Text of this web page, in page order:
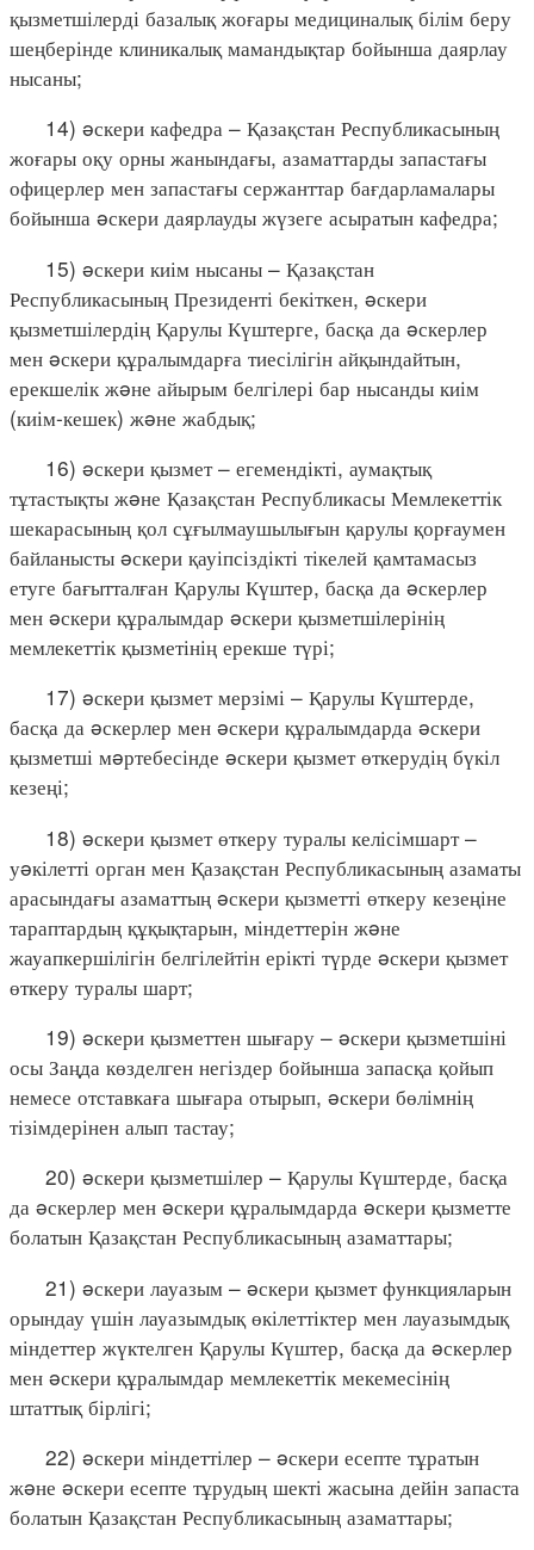
қызметшілерді базалық жоғары медициналық білім беру
шеңберінде клиникалық мамандықтар бойынша даярлау
нысаны;
14) əскери кафедра – Қазақстан Республикасының
жоғары оқу орны жанындағы, азаматтарды запастағы
офицерлер мен запастағы сержанттар бағдарламалары
бойынша əскери даярлауды жүзеге асыратын кафедра;
15) əскери киім нысаны – Қазақстан
Республикасының Президенті бекіткен, əскери
қызметшілердің Қарулы Күштерге, басқа да əскерлер
мен əскери құралымдарға тиесілігін айқындайтын,
ерекшелік жəне айырым белгілері бар нысанды киім
(киім-кешек) жəне жабдық;
16) əскери қызмет – егемендікті, аумақтық
тұтастықты жəне Қазақстан Республикасы Мемлекеттік
шекарасының қол сұғылмаушылығын қарулы қорғаумен
байланысты əскери қауіпсіздікті тікелей қамтамасыз
етуге бағытталған Қарулы Күштер, басқа да əскерлер
мен əскери құралымдар əскери қызметшілерінің
мемлекеттік қызметінің ерекше түрі;
17) əскери қызмет мерзімі – Қарулы Күштерде,
басқа да əскерлер мен əскери құралымдарда əскери
қызметші мəртебесінде əскери қызмет өткерудің бүкіл
кезеңі;
18) əскери қызмет өткеру туралы келісімшарт –
уəкілетті орган мен Қазақстан Республикасының азаматы
арасындағы азаматтың əскери қызметті өткеру кезеңіне
тараптардың құқықтарын, міндеттерін жəне
жауапкершілігін белгілейтін ерікті түрде əскери қызмет
өткеру туралы шарт;
19) əскери қызметтен шығару – əскери қызметшіні
осы Заңда көзделген негіздер бойынша запасқа қойып
немесе отставкаға шығара отырып, əскери бөлімнің
тізімдерінен алып тастау;
20) əскери қызметшілер – Қарулы Күштерде, басқа
да əскерлер мен əскери құралымдарда əскери қызметте
болатын Қазақстан Республикасының азаматтары;
21) əскери лауазым – əскери қызмет функцияларын
орындау үшін лауазымдық өкілеттіктер мен лауазымдық
міндеттер жүктелген Қарулы Күштер, басқа да əскерлер
мен əскери құралымдар мемлекеттік мекемесінің
штаттық бірлігі;
22) əскери міндеттілер – əскери есепте тұратын
жəне əскери есепте тұрудың шекті жасына дейін запаста
болатын Қазақстан Республикасының азаматтары;